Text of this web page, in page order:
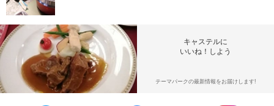
キャステルに
いいね！しよう
テーマパークの最新情報をお届けします!